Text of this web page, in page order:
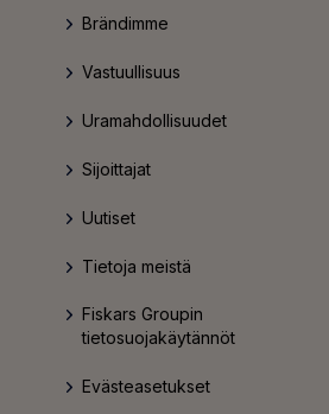
Brändimme
Vastuullisuus
Uramahdollisuudet
Sijoittajat
Uutiset
Tietoja meistä
Fiskars Groupin
tietosuojakäytännöt
Evästeasetukset